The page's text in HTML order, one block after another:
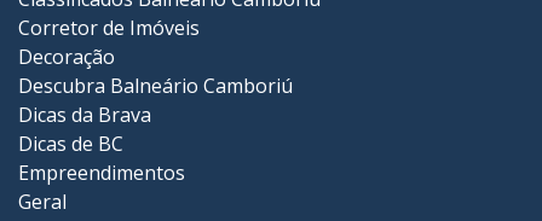
Corretor de Imóveis
Decoração
Descubra Balneário Camboriú
Dicas da Brava
Dicas de BC
Empreendimentos
Geral